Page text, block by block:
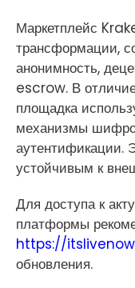
Маркетплейс
трансформации,
анонимность,
escrow. В
площадка
механизмы
аутентификации.
устойчивым к
Для доступа к
платформы
https://
обновления.